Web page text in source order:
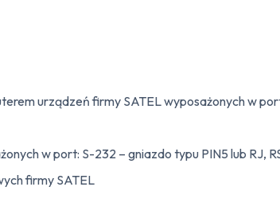
urządzeń firmy SATEL wyposażonych w
w port: S-232 – gniazdo typu PIN5 lub RJ,
firmy SATEL